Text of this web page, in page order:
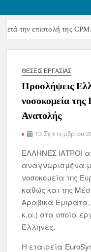
την επιστολή της CPME
ΘΈΣΕΙΣ ΕΡΓΑΣΊΑΣ
Προσλήψεις
νοσοκομεία
Ανατολής
13 Σεπτεμβρίου
ΕΛΛΗΝΕΣ ΙΑΤΡΟΙ
αναγνωρισμένα με
νοσοκομεία της
καθώς και της
Αραβικά
κ.α.) στα οποία
Έλληνες.
Η εταιρεία